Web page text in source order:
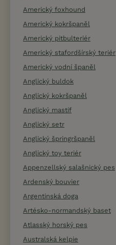
Americký foxhound
Americký kokršpaněl
Americký pitbulteriér
Americký stafordšírský teriér
Americký vodní španěl
Anglický buldok
Anglický kokršpaněl
Anglický mastif
Anglický setr
Anglický špringršpaněl
Anglický toy teriér
Appenzellský salašnický pes
Ardenský bouvier
Argentinská doga
Artésko-normandský baset
Atlasský horský pes
Australská kelpie